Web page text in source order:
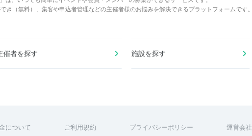
き（無料）、集客や申込者管理などの主催者様のお悩みを解決できるプラットフォームです。
催者を探す 施設を探す
について ご利用規約 プライバシーポリシー 運営会社